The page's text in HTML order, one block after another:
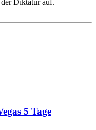
Diktatur auf.
5 Tage